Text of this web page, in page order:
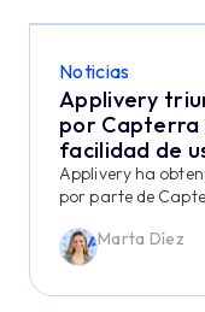
Noticias
Applivery
por Capterra
facilidad de
Applivery ha
por parte de
Marta Díez